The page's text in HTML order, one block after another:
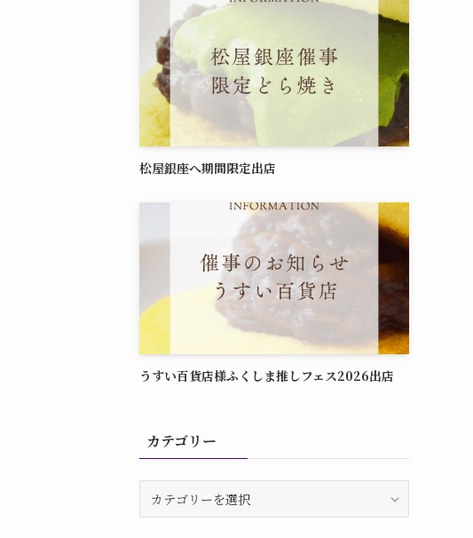
松屋銀座へ期間限定出店
うすい百貨店様ふくしま推しフェス2026出店
カテゴリー